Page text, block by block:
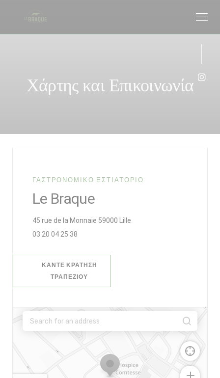
Χάρτης και Επικοινωνία
ΓΑΣΤΡΟΝΟΜΙΚΌ ΕΣΤΙΑΤΌΡΙΟ
Le Braque
45 rue de la Monnaie 59000 Lille
03 20 04 25 38
ΚΆΝΤΕ ΚΡΆΤΗΣΗ
ΤΡΑΠΕΖΙΟΎ